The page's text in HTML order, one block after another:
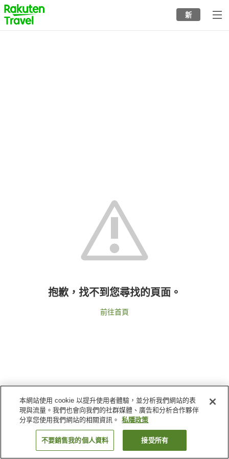
to
top
page
新
抱歉，找不到您尋找的頁面。
前往首頁
本網站使用 cookie 以提升使用者體驗，並分析我們網站的表
現與流量。我們也會向我們的社群媒體、廣告和分析合作夥伴
分享您使用我們網站的相關資訊。
私隱政策
不要銷售我的個人資料 接受所有